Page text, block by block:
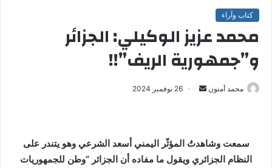
كتاب وآراء
محمد عزيز الوكيلي: الجزائر
و”جمهورية الريف”!!
محمد أمنون
ب
ر
26 نوفمبر 2024
سمعت وشاهدتُ المؤثّر اليمني أسعد الشرعي وهو يتندر على
النظام الجزائري ويقول ما مفاده أن الجزائر “وطن للجمهوريات